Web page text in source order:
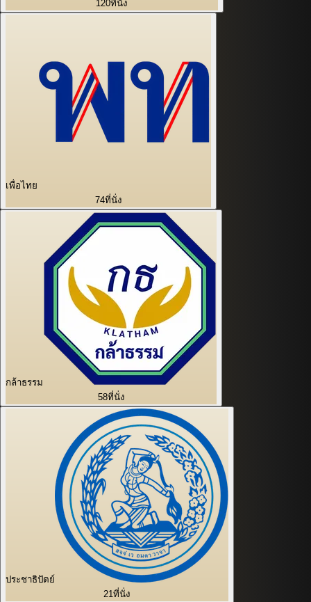
120ที่นั่ง
เพื่อไทย
74ที่นั่ง
กล้าธรรม
58ที่นั่ง
ประชาธิปัตย์
21ที่นั่ง